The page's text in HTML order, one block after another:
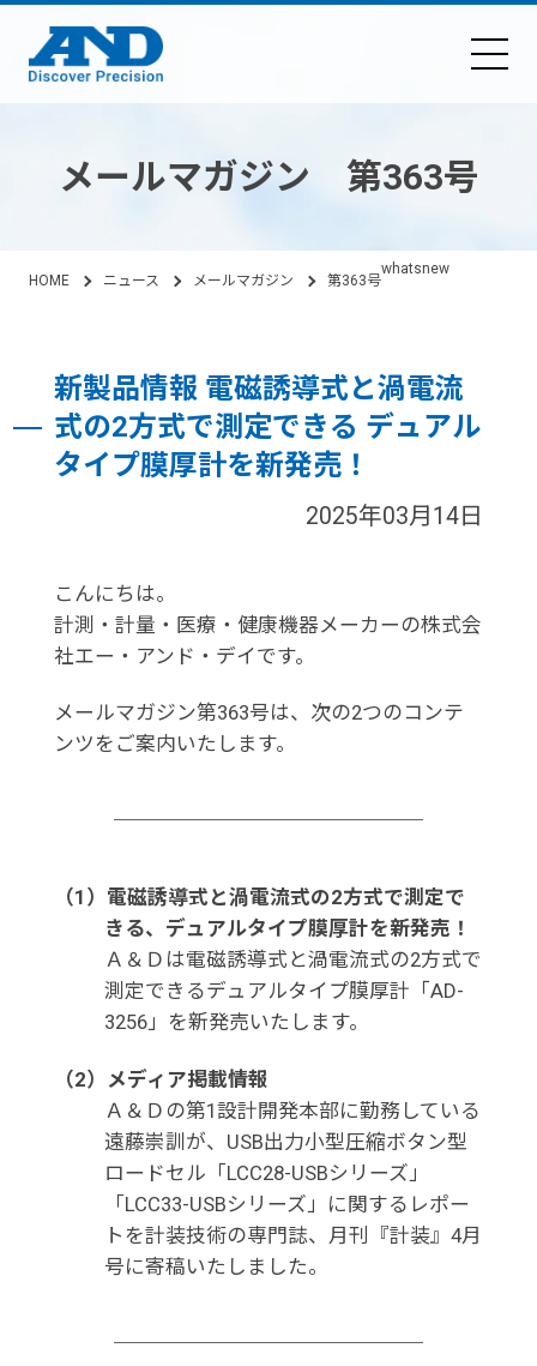
メールマガジン 第363号
HOME
whatsnew
ニュース メールマガジン 第363号
新製品情報 電磁誘導式と渦電流
式の2方式で測定できる デュアル
タイプ膜厚計を新発売！
2025年03月14日
こんにちは。
計測・計量・医療・健康機器メーカーの株式会
社エー・アンド・デイです。
メールマガジン第363号は、次の2つのコンテ
ンツをご案内いたします。
（1）電磁誘導式と渦電流式の2方式で測定で
きる、デュアルタイプ膜厚計を新発売！
Ａ＆Ｄは電磁誘導式と渦電流式の2方式で
測定できるデュアルタイプ膜厚計「AD-
3256」を新発売いたします。
（2）メディア掲載情報
Ａ＆Ｄの第1設計開発本部に勤務している
遠藤崇訓が、USB出力小型圧縮ボタン型
ロードセル「LCC28-USBシリーズ」
「LCC33-USBシリーズ」に関するレポー
トを計装技術の専門誌、月刊『計装』4月
号に寄稿いたしました。